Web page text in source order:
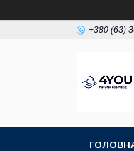
+380 (63)